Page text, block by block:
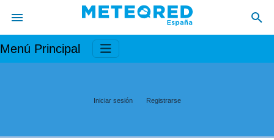
Menú Principal
Iniciar sesión Registrarse